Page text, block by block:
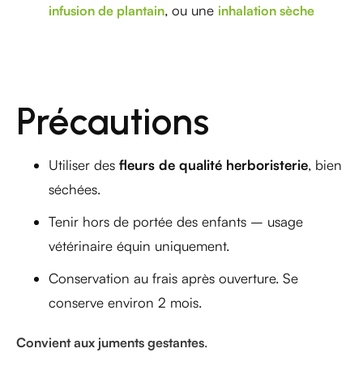
infusion de plantain, ou une inhalation sèche
Précautions
Utiliser des fleurs de qualité herboristerie, bien
séchées.
Tenir hors de portée des enfants – usage
vétérinaire équin uniquement.
Conservation au frais après ouverture. Se
conserve environ 2 mois.
Convient aux juments gestantes.